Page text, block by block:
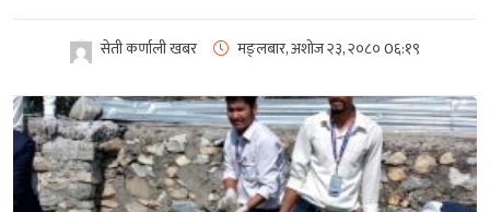
सेती कर्णाली खबर मङ्लबार, अशोज २३, २०८०0६:१९